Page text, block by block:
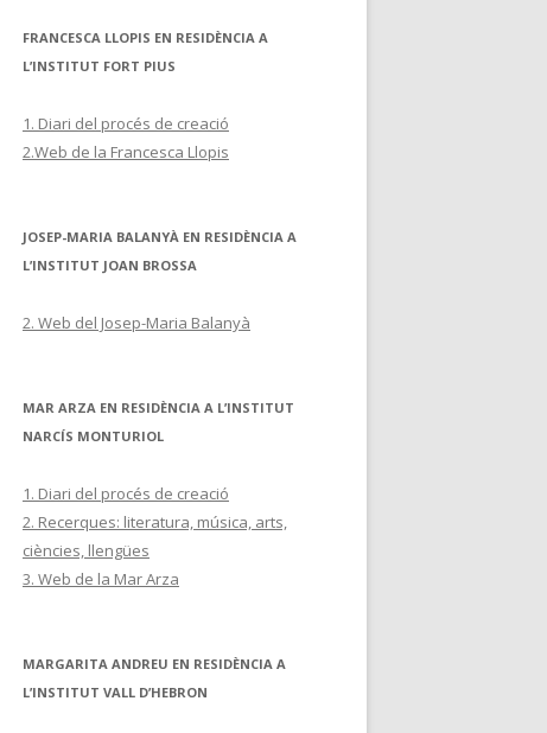
FRANCESCA LLOPIS EN RESIDÈNCIA A
L’INSTITUT FORT PIUS
1. Diari del procés de creació
2.Web de la Francesca Llopis
JOSEP-MARIA BALANYÀ EN RESIDÈNCIA A
L’INSTITUT JOAN BROSSA
2. Web del Josep-Maria Balanyà
MAR ARZA EN RESIDÈNCIA A L’INSTITUT
NARCÍS MONTURIOL
1. Diari del procés de creació
2. Recerques: literatura, música, arts,
ciències, llengües
3. Web de la Mar Arza
MARGARITA ANDREU EN RESIDÈNCIA A
L’INSTITUT VALL D’HEBRON